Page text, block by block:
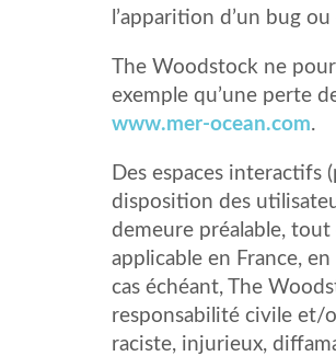
l’apparition d’un bug
The Woodstock ne
exemple qu’une perte
www.mer-ocean.com.
Des espaces interactifs
disposition des
demeure préalable,
applicable en France,
cas échéant, The
responsabilité civile et/
raciste, injurieux,